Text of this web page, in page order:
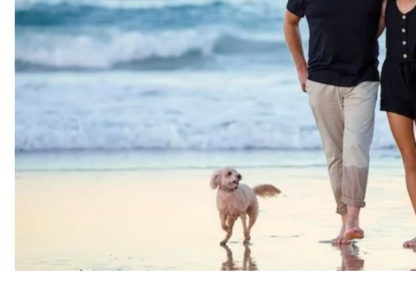
Configuración del usuario
Nombre: fe_typo_user
Proveedor: TYPO3 Association
Almacenamiento de la configuración del
Sesión del navegador
se utilizan para obtener información sobre el comportamiento
mismo en función de esta información. Estas cookies recogen información de forma
consintiendo de forma explícita las transferencias internacionales a EEUU (país que
Google Analytics